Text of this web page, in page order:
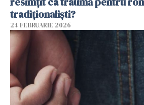
tradiționaliști?
24 FEBRUARIE 2026